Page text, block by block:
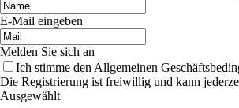
E-Mail eingeben
Melden Sie sich an
Ich stimme den Allgemeinen
Die Registrierung ist freiwillig und kann
Ausgewählt